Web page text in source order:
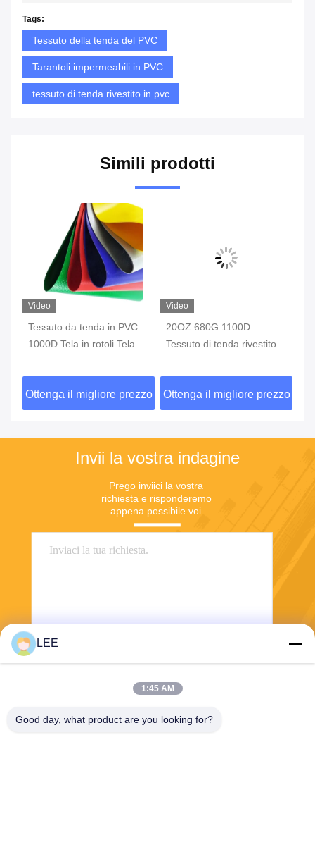
Tags:
Tessuto della tenda del PVC
Tarantoli impermeabili in PVC
tessuto di tenda rivestito in pvc
Simili prodotti
da tenda in PVC
Tela in rotoli Tela
il migliore prezzo
20OZ 680G 1100D
Tessuto di tenda rivestito in
bianco
Ottenga il migliore prezzo
resistente
all'aperto
resistente
Ottenga il
Invii la vostra indagine
Prego inviici la vostra
richiesta e risponderemo
appena possibile voi.
LEE
1:45 AM
Good day, what product are you looking for?